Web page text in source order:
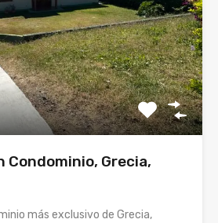
Condominio, Grecia,
más exclusivo de Grecia,